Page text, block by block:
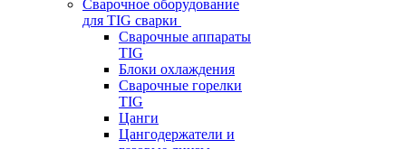
Сварочное оборудование
для TIG сварки
Сварочные аппараты
TIG
Блоки охлаждения
Сварочные горелки
TIG
Цанги
Цангодержатели и